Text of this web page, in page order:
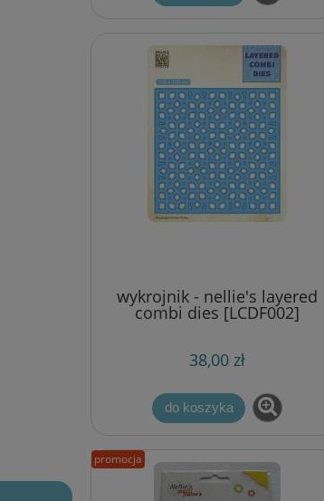
wykrojnik - nellie's layered
combi dies [LCDF002]
38,00 zł
do koszyka
promocja